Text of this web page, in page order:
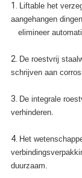
1. Liftable het
aangehangen
elimineer
2. De roestvrij
schrijven aan
3. De integrale
verhinderen.
4. Het
duurzaam.